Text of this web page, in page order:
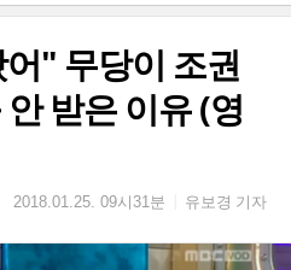
" 무당이 조권
받은 이유 (영
2018.01.25. 09시31분 유보경 기자